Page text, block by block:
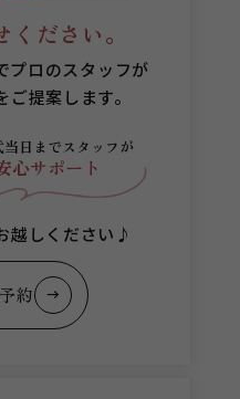
ださい。
プロのスタッフが
提案します。
当日までスタッフが
心サポート
越しください♪
約